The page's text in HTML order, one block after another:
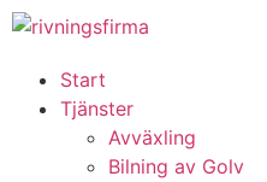
Start
Tjänster
Avväxling
Bilning av Golv